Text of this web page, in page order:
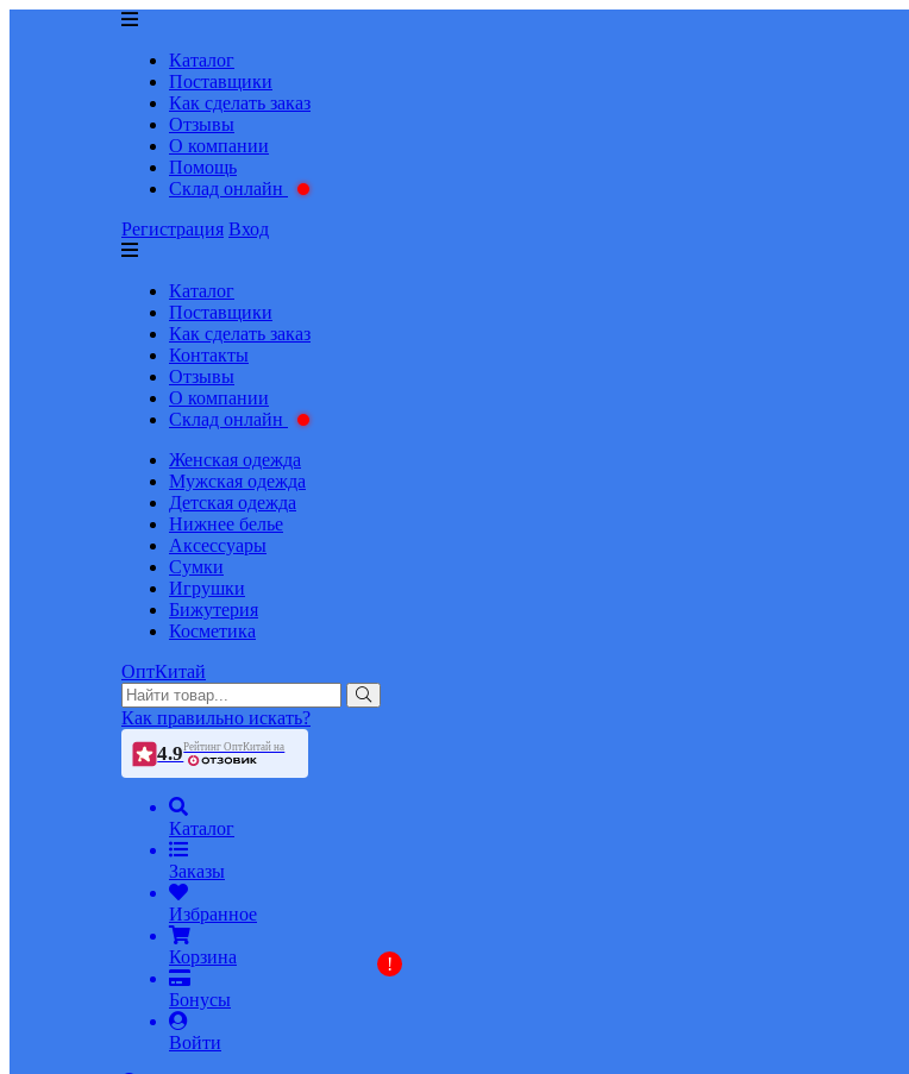
Каталог
Поставщики
Как сделать заказ
Отзывы
О компании
Помощь
Склад онлайн
Регистрация Вход
Каталог
Поставщики
Как сделать заказ
Контакты
Отзывы
О компании
Склад онлайн
Женская одежда
Мужская одежда
Детская одежда
Нижнее белье
Аксессуары
Сумки
Игрушки
Бижутерия
Косметика
ОптКитай
Как правильно искать?
4.9Рейтинг ОптКитай на
Каталог
Заказы
Избранное
Корзина
Бонусы
!
Войти